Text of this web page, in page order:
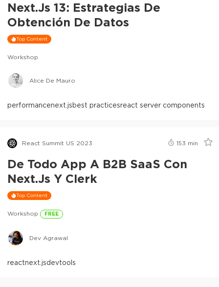
Next.js 13: Estrategias De
Obtención De Datos
Top Content
Workshop
Alice De Mauro
performancenext.jsbest practicesreact server components
React Summit US 2023 153 min
De Todo App A B2B SaaS Con
Next.js Y Clerk
Top Content
Workshop FREE
Dev Agrawal
reactnext.jsdevtools